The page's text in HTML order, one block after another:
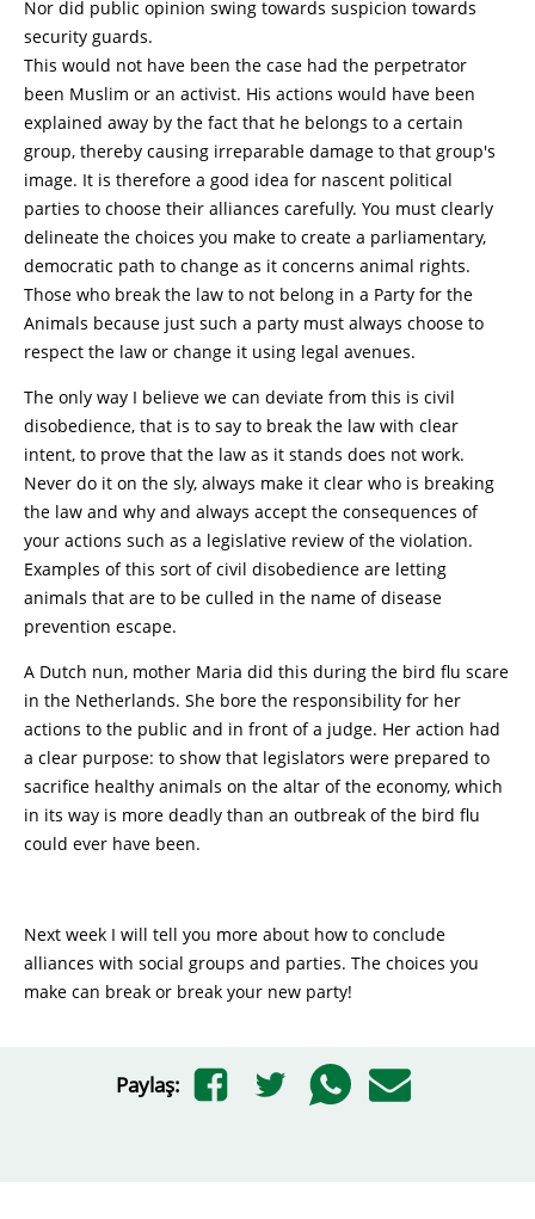
Nor did public opinion swing towards suspicion towards
security guards.
This would not have been the case had the perpetrator
been Muslim or an activist. His actions would have been
explained away by the fact that he belongs to a certain
group, thereby causing irreparable damage to that group's
image. It is therefore a good idea for nascent political
parties to choose their alliances carefully. You must clearly
delineate the choices you make to create a parliamentary,
democratic path to change as it concerns animal rights.
Those who break the law to not belong in a Party for the
Animals because just such a party must always choose to
respect the law or change it using legal avenues.
The only way I believe we can deviate from this is civil
disobedience, that is to say to break the law with clear
intent, to prove that the law as it stands does not work.
Never do it on the sly, always make it clear who is breaking
the law and why and always accept the consequences of
your actions such as a legislative review of the violation.
Examples of this sort of civil disobedience are letting
animals that are to be culled in the name of disease
prevention escape.
A Dutch nun, mother Maria did this during the bird flu scare
in the Netherlands. She bore the responsibility for her
actions to the public and in front of a judge. Her action had
a clear purpose: to show that legislators were prepared to
sacrifice healthy animals on the altar of the economy, which
in its way is more deadly than an outbreak of the bird flu
could ever have been.
Next week I will tell you more about how to conclude
alliances with social groups and parties. The choices you
make can break or break your new party!
Paylaş: